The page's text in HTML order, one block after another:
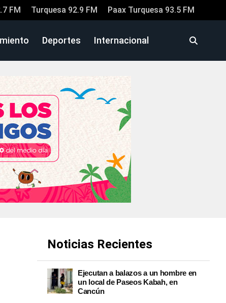
FM Turquesa 92.9 FM Paax Turquesa 93.5 FM
Deportes Internacional
Noticias Recientes
Ejecutan a balazos a un hombre en
un local de Paseos Kabah, en
Cancún